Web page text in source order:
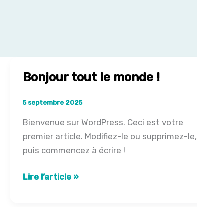
Bonjour tout le monde !
5 septembre 2025
Bienvenue sur WordPress. Ceci est votre
premier article. Modifiez-le ou supprimez-le,
puis commencez à écrire !
Bonjour
Lire l’article »